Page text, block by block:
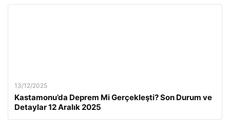
13/12/2025
Kastamonu’da Deprem Mi Gerçekleşti? Son Durum ve
Detaylar 12 Aralık 2025